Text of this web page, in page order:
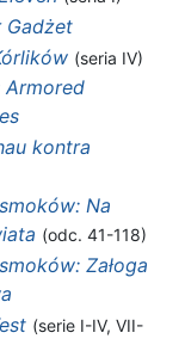
Gadżet
(seria IV)
Armored
kontra
Na
(odc. 41-118)
Załoga
(serie I-IV, VII-